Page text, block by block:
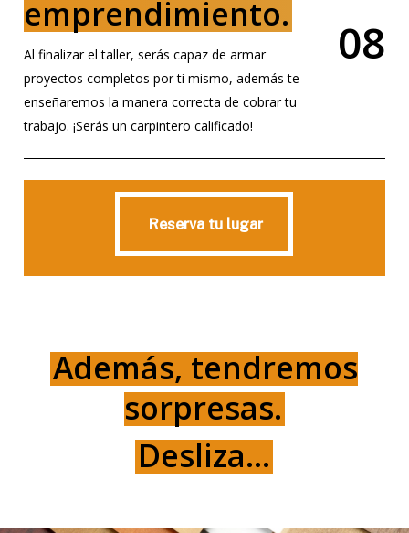
emprendimiento.
Al finalizar el taller, serás capaz de armar
proyectos completos por ti mismo, además te
enseñaremos la manera correcta de cobrar tu
trabajo. ¡Serás un carpintero calificado!
08
Reserva tu lugar
Reserva tu lugar
Además, tendremos
sorpresas.
Desliza…